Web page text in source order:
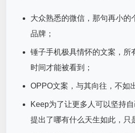
大众熟悉的微信，那句再小的
品牌；
锤子手机极具情怀的文案，所
时间才能被看到；
OPPO文案，与其向往，不如
Keep为了让更多人可以坚持
提出了哪有什么天生如此，只